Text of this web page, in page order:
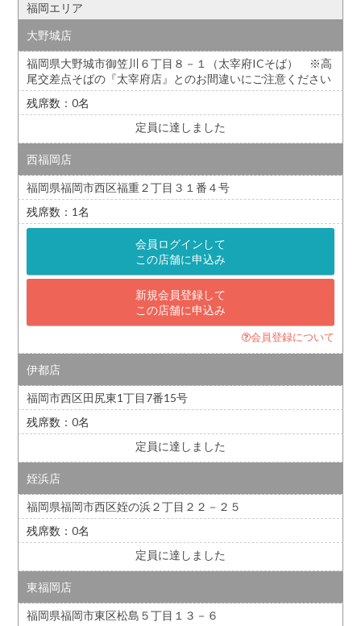
福岡エリア
大野城店
福岡県大野城市御笠川６丁目８－１（太宰府ICそば） ※高
尾交差点そばの『太宰府店』とのお間違いにご注意ください
0
定員に達しました
西福岡店
福岡県福岡市西区福重２丁目３１番４号
1
会員ログインして
この店舗に申込み
新規会員登録して
この店舗に申込み
会員登録について
伊都店
福岡市西区田尻東1丁目7番15号
0
定員に達しました
姪浜店
福岡県福岡市西区姪の浜２丁目２２－２５
0
定員に達しました
東福岡店
福岡県福岡市東区松島５丁目１３－６